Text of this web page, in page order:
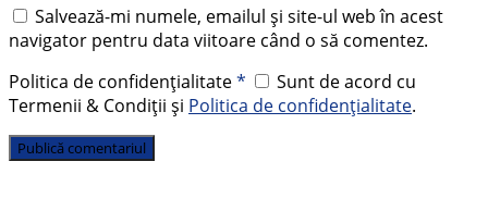
Salvează-mi numele, emailul și site-ul web în acest
navigator pentru data viitoare când o să comentez.
Politica de confidențialitate*
Sunt de acord cu
Termenii & Condiții și Politica de confidențialitate.